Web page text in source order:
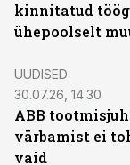
kinnitatud
ühepoolselt
UUDISED
30.07.26, 14:30
ABB
värbamist ei
vaid